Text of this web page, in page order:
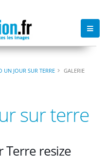
UN JOUR SUR TERRE GALERIE
sur terre
Terre resize